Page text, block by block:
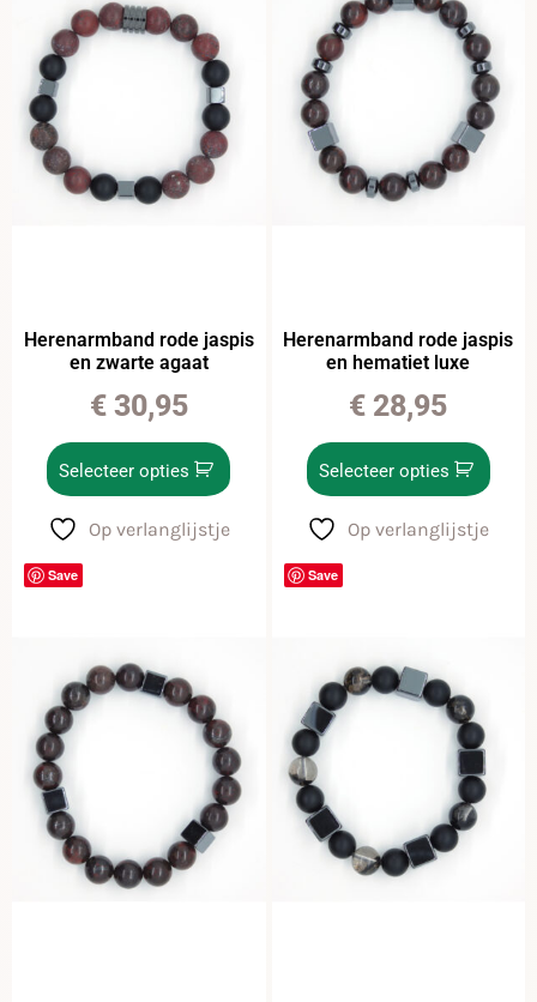
Herenarmband rode jaspis
en zwarte agaat
€30,95
Selecteer opties
Op verlanglijstje
Herenarmband rode jaspis
en hematiet luxe
€ 28,95
Selecteer opties
Op verlanglijstje
Save Save